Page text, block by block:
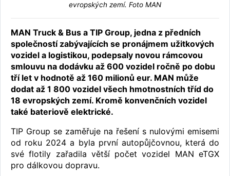
evropských zemí. Foto MAN
MAN Truck & Bus a TIP Group, jedna z předních
společností zabývajících se pronájmem užitkových
vozidel a logistikou, podepsaly novou rámcovou
smlouvu na dodávku až 600 vozidel ročně po dobu
tří let v hodnotě až 160 milionů eur. MAN může
dodat až 1 800 vozidel všech hmotnostních tříd do
18 evropských zemí. Kromě konvenčních vozidel
také bateriově elektrické.
TIP Group se zaměřuje na řešení s nulovými emisemi
od roku 2024 a byla první autopůjčovnou, která do
své flotily zařadila větší počet vozidel MAN eTGX
pro dálkovou dopravu.